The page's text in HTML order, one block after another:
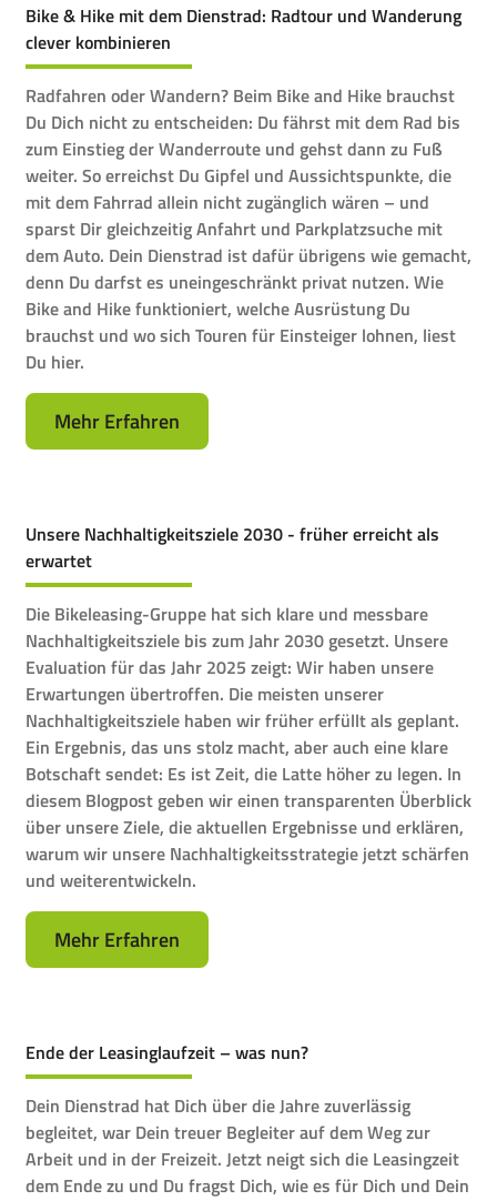
Bike & Hike mit dem Dienstrad: Radtour und Wanderung
clever kombinieren
Radfahren oder Wandern? Beim Bike and Hike brauchst
Du Dich nicht zu entscheiden: Du fährst mit dem Rad bis
zum Einstieg der Wanderroute und gehst dann zu Fuß
weiter. So erreichst Du Gipfel und Aussichtspunkte, die
mit dem Fahrrad allein nicht zugänglich wären – und
sparst Dir gleichzeitig Anfahrt und Parkplatzsuche mit
dem Auto. Dein Dienstrad ist dafür übrigens wie gemacht,
denn Du darfst es uneingeschränkt privat nutzen. Wie
Bike and Hike funktioniert, welche Ausrüstung Du
brauchst und wo sich Touren für Einsteiger lohnen, liest
Du hier.
Mehr Erfahren
Unsere Nachhaltigkeitsziele 2030 - früher erreicht als
erwartet
Die Bikeleasing-Gruppe hat sich klare und messbare
Nachhaltigkeitsziele bis zum Jahr 2030 gesetzt. Unsere
Evaluation für das Jahr 2025 zeigt: Wir haben unsere
Erwartungen übertroffen. Die meisten unserer
Nachhaltigkeitsziele haben wir früher erfüllt als geplant.
Ein Ergebnis, das uns stolz macht, aber auch eine klare
Botschaft sendet: Es ist Zeit, die Latte höher zu legen. In
diesem Blogpost geben wir einen transparenten Überblick
über unsere Ziele, die aktuellen Ergebnisse und erklären,
warum wir unsere Nachhaltigkeitsstrategie jetzt schärfen
und weiterentwickeln.
Mehr Erfahren
Ende der Leasinglaufzeit – was nun?
Dein Dienstrad hat Dich über die Jahre zuverlässig
begleitet, war Dein treuer Begleiter auf dem Weg zur
Arbeit und in der Freizeit. Jetzt neigt sich die Leasingzeit
dem Ende zu und Du fragst Dich, wie es für Dich und Dein